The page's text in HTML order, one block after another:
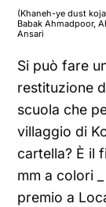
(Khaneh-ye dust
Babak Ahmadpoor,
Ansari
Si può fare
restituzione
scuola che
villaggio di
cartella? È il
mm a colori
premio a